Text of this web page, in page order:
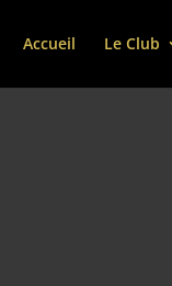
Accueil Le Club